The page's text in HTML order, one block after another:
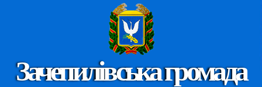
Зачепилівська громада